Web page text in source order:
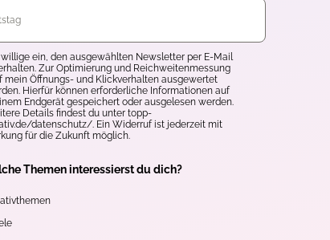
willige ein, den ausgewählten Newsletter per E-Mail
Zur Optimierung und Reichweitenmessung
mein Öffnungs- und Klickverhalten ausgewertet
Hierfür können erforderliche Informationen auf
Endgerät gespeichert oder ausgelesen werden.
Details findest du unter topp-
datenschutz/. Ein Widerruf ist jederzeit mit
für die Zukunft möglich.
Themen interessierst du dich?